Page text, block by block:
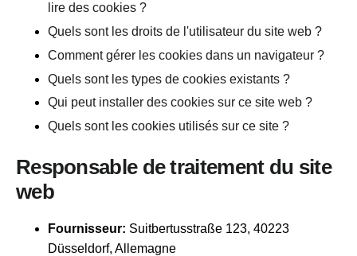
lire des cookies ?
Quels sont les droits de l'utilisateur du site web ?
Comment gérer les cookies dans un navigateur ?
Quels sont les types de cookies existants ?
Qui peut installer des cookies sur ce site web ?
Quels sont les cookies utilisés sur ce site ?
Responsable de traitement du site
web
Fournisseur: Suitbertusstraße 123, 40223
Düsseldorf, Allemagne